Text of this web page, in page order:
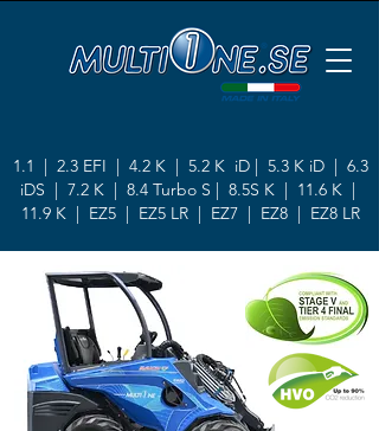
1.1 | 2.3 EFI | 4.2 K | 5.2 KiD | 5.3 K iD | 6.3
iDS | 7.2 K | 8.4 Turbo S | 8.5S K | 11.6 K |
11.9 K| EZ5| EZ5 LR| EZ7| EZ8| EZ8 LR